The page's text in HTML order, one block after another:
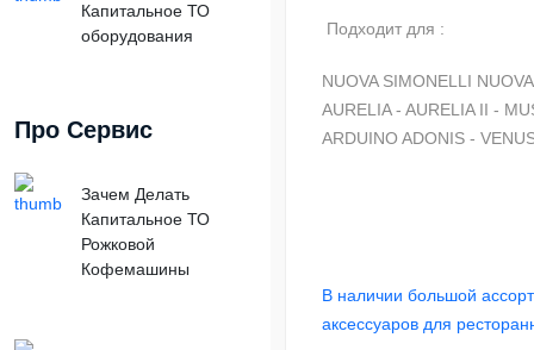
Капитальное ТО
оборудования
Про Сервис
Зачем Делать
Капитальное ТО
Рожковой
Кофемашины
Подходит для :
NUOVA SIMONELLI
AURELIA - AURELIA II -
ARDUINO ADONIS -
В наличии большой
аксессуаров для